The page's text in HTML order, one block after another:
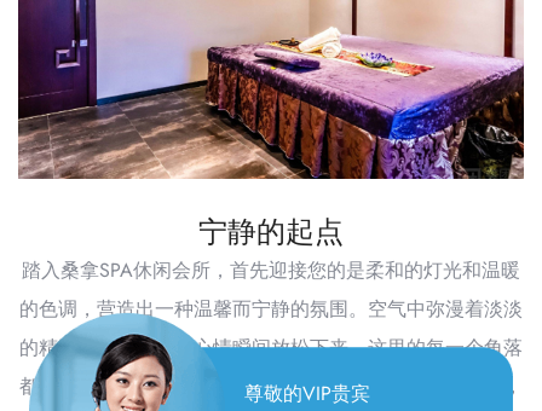
尊敬的VIP贵宾
宁静的起点
踏入桑拿SPA休闲会所，首先迎接您的是柔和的灯光和温暖
的色调，营造出一种温馨而宁静的氛围。空气中弥漫着淡淡
的精油香气，让人的心情瞬间放松下来。这里的每一个角落
都透露出对细节的极致追求，从舒适的沙发到精致的装饰，